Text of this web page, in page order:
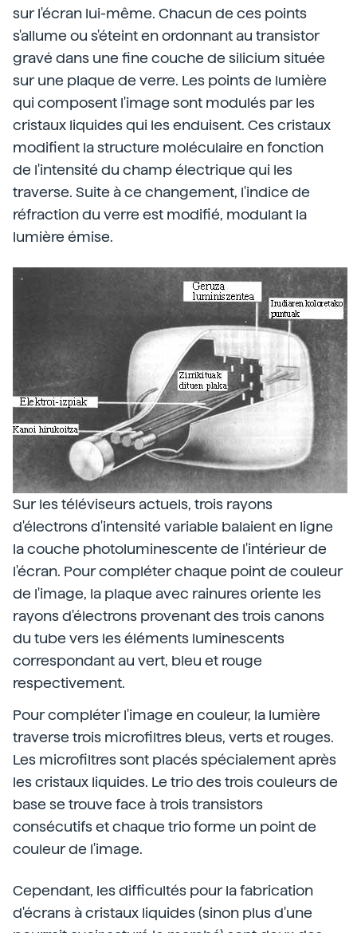
sur l'écran lui-même. Chacun de ces points
s'allume ou s'éteint en ordonnant au transistor
gravé dans une fine couche de silicium située
sur une plaque de verre. Les points de lumière
qui composent l'image sont modulés par les
cristaux liquides qui les enduisent. Ces cristaux
modifient la structure moléculaire en fonction
de l'intensité du champ électrique qui les
traverse. Suite à ce changement, l'indice de
réfraction du verre est modifié, modulant la
lumière émise.
Sur les téléviseurs actuels, trois rayons
d'électrons d'intensité variable balaient en ligne
la couche photoluminescente de l'intérieur de
l'écran. Pour compléter chaque point de couleur
de l'image, la plaque avec rainures oriente les
rayons d'électrons provenant des trois canons
du tube vers les éléments luminescents
correspondant au vert, bleu et rouge
respectivement.
Pour compléter l'image en couleur, la lumière
traverse trois microfiltres bleus, verts et rouges.
Les microfiltres sont placés spécialement après
les cristaux liquides. Le trio des trois couleurs de
base se trouve face à trois transistors
consécutifs et chaque trio forme un point de
couleur de l'image.
Cependant, les difficultés pour la fabrication
d'écrans à cristaux liquides (sinon plus d'une